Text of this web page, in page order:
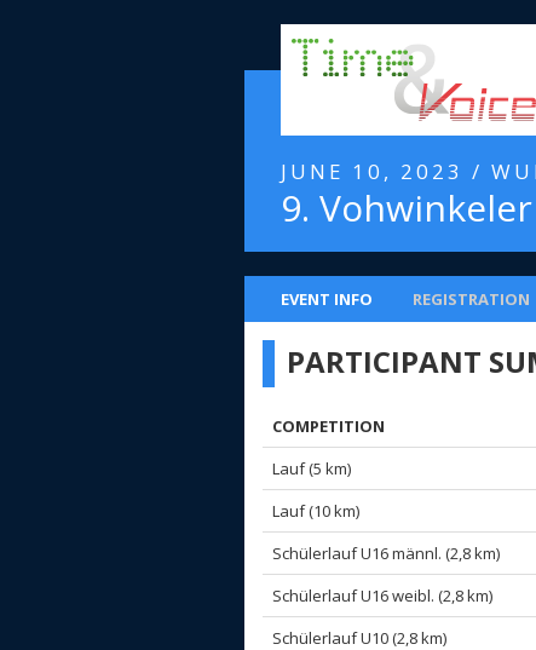
JUNE 10, 2023 /
9.
EVENT INFO REGISTRATION
PARTICIPANT
COMPETITION
Lauf (5 km)
Lauf (10 km)
Schülerlauf U16 männl. (2,8 km)
Schülerlauf U16 weibl. (2,8 km)
Schülerlauf U10 (2,8 km)